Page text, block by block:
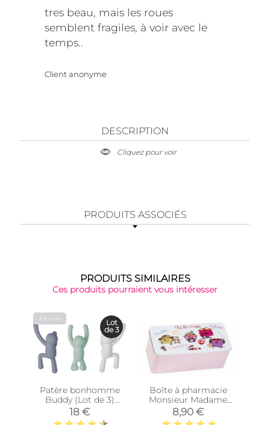
tres beau, mais les roues
semblent fragiles, à voir avec le
temps..
Client anonyme
DESCRIPTION
Cliquez pour voir
PRODUITS ASSOCIÉS
PRODUITS SIMILAIRES
Ces produits pourraient vous intéresser
Épuisé
Patère bonhomme
Buddy (Lot de 3)
(Lilas - Menthe -
Blanc)
18 €
Lot
de 3
Boîte à pharmacie
Monsieur Madame
(Little Miss)
8,90 €